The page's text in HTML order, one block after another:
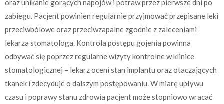
oraz unikanie gorących napojów i potraw przez pierwsze dni po
zabiegu. Pacjent powinien regularnie przyjmować przepisane leki
przeciwbólowe oraz przeciwzapalne zgodnie z zaleceniami
lekarza stomatologa. Kontrola postępu gojenia powinna
odbywać się poprzez regularne wizyty kontrolne w klinice
stomatologicznej – lekarz oceni stan implantu oraz otaczających
tkanek i zdecyduje o dalszym postępowaniu. W miarę upływu
czasu i poprawy stanu zdrowia pacjent może stopniowo wracać